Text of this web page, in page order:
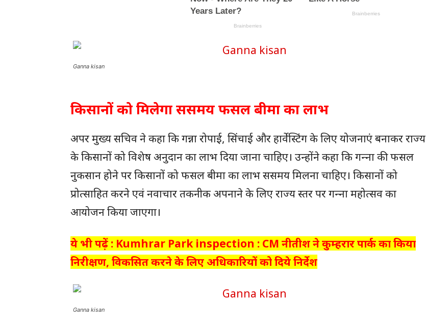
Ganna kisan
किसानों को मिलेगा ससमय फसल बीमा का लाभ
अपर मुख्य सचिव ने कहा कि गन्ना रोपाई, सिंचाई और हार्वेस्‍टिंग के लिए योजनाएं बनाकर राज्‍य
के किसानों को विशेष अनुदान का लाभ दिया जाना चाहिए। उन्होंने कहा कि गन्‍ना की फसल
नुकसान होने पर किसानों को फसल बीमा का लाभ ससमय मिलना चाहिए। किसानों को
प्रोत्‍साहित करने एवं नवाचार तकनीक अपनाने के लिए राज्‍य स्‍तर पर गन्‍ना महोत्‍सव का
आयोजन किया जाएगा।
ये भी पढ़ें : Kumhrar Park inspection : CM नीतीश ने कुम्हरार पार्क का किया
निरीक्षण, विकसित करने के लिए अधिकारियों को दिये निर्देश
Ganna kisan